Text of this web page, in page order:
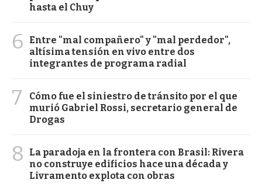
hasta el Chuy
6
Entre "mal compañero" y "mal perdedor",
altísima tensión en vivo entre dos
integrantes de programa radial
7
Cómo fue el siniestro de tránsito por el que
murió Gabriel Rossi, secretario general de
Drogas
8
La paradoja en la frontera con Brasil: Rivera
no construye edificios hace una década y
Livramento explota con obras